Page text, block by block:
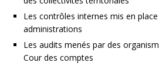
Les contrôles internes mis en
administrations
Les audits menés par des
Cour des comptes